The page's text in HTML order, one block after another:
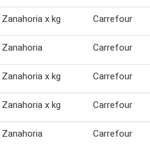
Zanahoria x kg Carrefour
Zanahoria Carrefour
Zanahoria x kg Carrefour
Zanahoria x kg Carrefour
Zanahoria Carrefour